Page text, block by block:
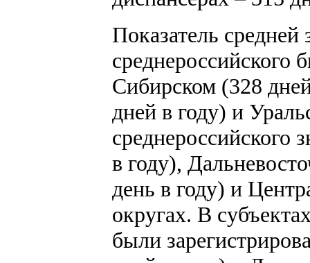
Показатель
среднероссийского
Сибирском (328
дней в году) и
среднероссийского
в году),
день в году) и
округах. В
были